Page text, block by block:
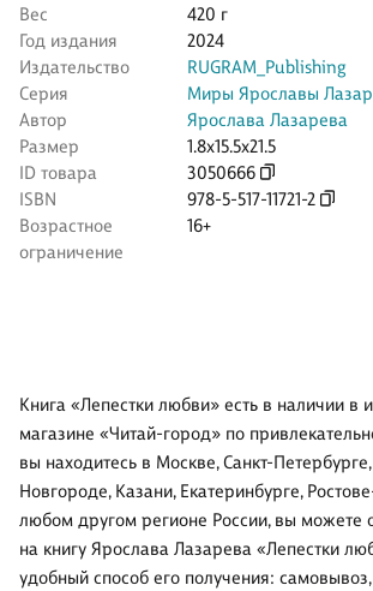
Вес
420 г
Год издания
2024
Издательство
RUGRAM_Publishing
Серия
Миры Ярославы
Автор
Ярослава Лазарева
Размер
1.8x15.5x21.5
ID товара
3050666
ISBN
978-5-517-11721-2
Возрастное
ограничение
16+
Книга «Лепестки любви» есть в наличии в
магазине «Читай-город» по
вы находитесь в Москве, Санкт-
Новгороде, Казани, Екатеринбурге,
любом другом регионе России, вы можете
на книгу Ярослава Лазарева «Лепестки
удобный способ его получения: